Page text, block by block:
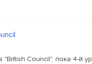
Council", пока 4-й